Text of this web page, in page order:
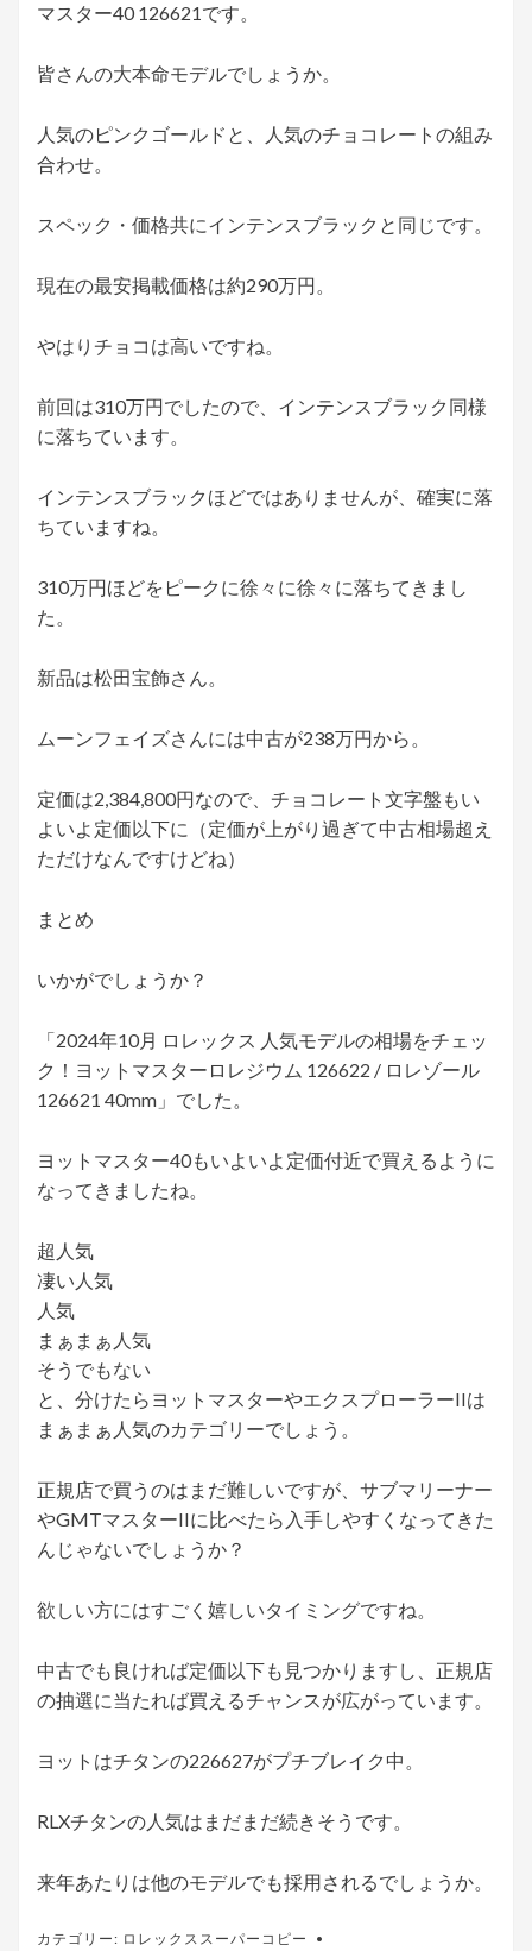
マスター40 126621です。
皆さんの大本命モデルでしょうか。
人気のピンクゴールドと、人気のチョコレートの組み
合わせ。
スペック・価格共にインテンスブラックと同じです。
現在の最安掲載価格は約290万円。
やはりチョコは高いですね。
前回は310万円でしたので、インテンスブラック同様
に落ちています。
インテンスブラックほどではありませんが、確実に落
ちていますね。
310万円ほどをピークに徐々に徐々に落ちてきまし
た。
新品は松田宝飾さん。
ムーンフェイズさんには中古が238万円から。
定価は2,384,800円なので、チョコレート文字盤もい
よいよ定価以下に（定価が上がり過ぎて中古相場超え
ただけなんですけどね）
まとめ
いかがでしょうか？
「2024年10月 ロレックス 人気モデルの相場をチェッ
ク！ヨットマスターロレジウム 126622 / ロレゾール
126621 40mm」でした。
ヨットマスター40もいよいよ定価付近で買えるように
なってきましたね。
超人気
凄い人気
人気
まぁまぁ人気
そうでもない
と、分けたらヨットマスターやエクスプローラーIIは
まぁまぁ人気のカテゴリーでしょう。
正規店で買うのはまだ難しいですが、サブマリーナー
やGMTマスターIIに比べたら入手しやすくなってきた
んじゃないでしょうか？
欲しい方にはすごく嬉しいタイミングですね。
中古でも良ければ定価以下も見つかりますし、正規店
の抽選に当たれば買えるチャンスが広がっています。
ヨットはチタンの226627がプチブレイク中。
RLXチタンの人気はまだまだ続きそうです。
来年あたりは他のモデルでも採用されるでしょうか。
カテゴリー: ロレックススーパーコピー